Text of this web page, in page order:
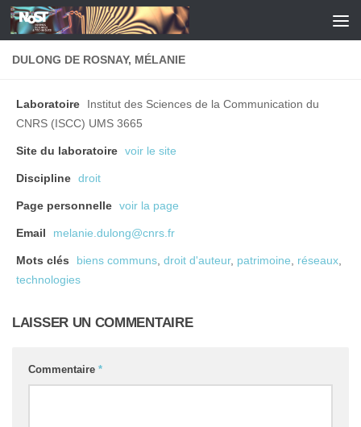
Skip to content
DULONG DE ROSNAY, MÉLANIE
Laboratoire
Institut des Sciences de la Communication du
CNRS (ISCC) UMS 3665
Site du laboratoire voir le site
Discipline droit
Page personnelle voir la page
Email melanie.dulong@cnrs.fr
Mots clés biens communs, droit d'auteur, patrimoine, réseaux,
technologies
LAISSER UN COMMENTAIRE
Commentaire *